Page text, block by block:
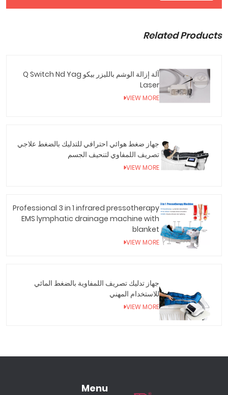
Related Products
آلة إزالة الوشم بالليزر بيكو Q Switch Nd Yag
Laser
VIEW MORE
جهاز ضغط هوائي احترافي للتدليك بالضغط علاجي
تصريف اللمفاوي لتنحيف الجسم
VIEW MORE
Professional 3 in 1 infrared pressotherapy
EMS lymphatic drainage machine with
blanket
VIEW MORE
جهاز تدليك تصريف اللمفاوية بالضغط المائي
للاستخدام المهني
VIEW MORE
Menu